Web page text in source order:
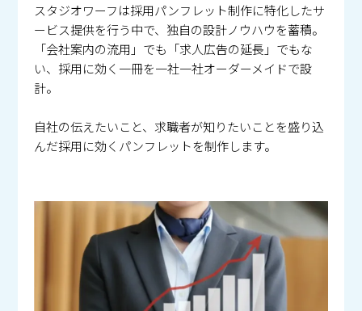
スタジオワーフは採用パンフレット制作に特化したサ
ービス提供を行う中で、独自の設計ノウハウを蓄積。
「会社案内の流用」でも「求人広告の延長」でもな
い、採用に効く一冊を一社一社オーダーメイドで設
計。
自社の伝えたいこと、求職者が知りたいことを盛り込
んだ採用に効くパンフレットを制作します。